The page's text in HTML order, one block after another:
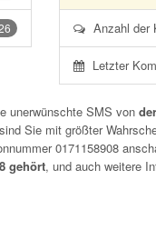
Anzahl der
Letzter
unerwünschte SMS von
Sie mit größter
0171158908
gehört, und auch weitere